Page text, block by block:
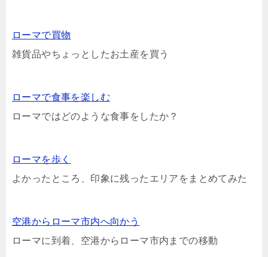
ローマで買物
雑貨品やちょっとしたお土産を買う
ローマで食事を楽しむ
ローマではどのような食事をしたか？
ローマを歩く
よかったところ、印象に残ったエリアをまとめてみた
空港からローマ市内へ向かう
ローマに到着、空港からローマ市内までの移動